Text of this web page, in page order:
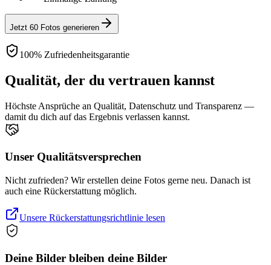
Jetzt 60 Fotos generieren
100% Zufriedenheitsgarantie
Qualität, der du vertrauen kannst
Höchste Ansprüche an Qualität, Datenschutz und Transparenz —
damit du dich auf das Ergebnis verlassen kannst.
Unser Qualitätsversprechen
Nicht zufrieden? Wir erstellen deine Fotos gerne neu. Danach ist
auch eine Rückerstattung möglich.
Unsere Rückerstattungsrichtlinie lesen
Deine Bilder bleiben deine Bilder